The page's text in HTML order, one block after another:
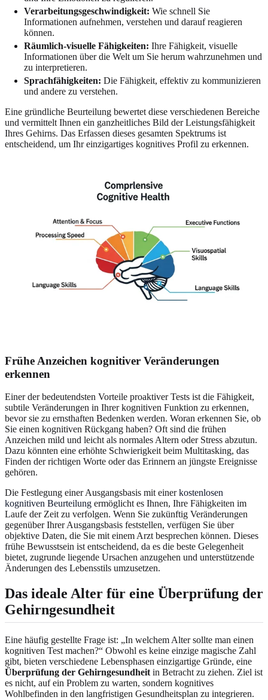
Verarbeitungsgeschwindigkeit: Wie schnell Sie
Informationen aufnehmen, verstehen und darauf reagieren
können.
Räumlich-visuelle Fähigkeiten: Ihre Fähigkeit, visuelle
Informationen über die Welt um Sie herum wahrzunehmen und
zu interpretieren.
Sprachfähigkeiten: Die Fähigkeit, effektiv zu kommunizieren
und andere zu verstehen.
Eine gründliche Beurteilung bewertet diese verschiedenen Bereiche
und vermittelt Ihnen ein ganzheitliches Bild der Leistungsfähigkeit
Ihres Gehirns. Das Erfassen dieses gesamten Spektrums ist
entscheidend, um Ihr einzigartiges kognitives Profil zu erkennen.
Frühe Anzeichen kognitiver Veränderungen
erkennen
Einer der bedeutendsten Vorteile proaktiver Tests ist die Fähigkeit,
subtile Veränderungen in Ihrer kognitiven Funktion zu erkennen,
bevor sie zu ernsthaften Bedenken werden. Woran erkennen Sie, ob
Sie einen kognitiven Rückgang haben? Oft sind die frühen
Anzeichen mild und leicht als normales Altern oder Stress abzutun.
Dazu könnten eine erhöhte Schwierigkeit beim Multitasking, das
Finden der richtigen Worte oder das Erinnern an jüngste Ereignisse
gehören.
Die Festlegung einer Ausgangsbasis mit einerkostenlosen
kognitiven Beurteilung ermöglicht es Ihnen, Ihre Fähigkeiten im
Laufe der Zeit zu verfolgen. Wenn Sie zukünftig Veränderungen
gegenüber Ihrer Ausgangsbasis feststellen, verfügen Sie über
objektive Daten, die Sie mit einem Arzt besprechen können. Dieses
frühe Bewusstsein ist entscheidend, da es die beste Gelegenheit
bietet, zugrunde liegende Ursachen anzugehen und unterstützende
Änderungen des Lebensstils umzusetzen.
Das ideale Alter für eine Überprüfung der
Gehirngesundheit
Eine häufig gestellte Frage ist: „In welchem Alter sollte man einen
kognitiven Test machen?“ Obwohl es keine einzige magische Zahl
gibt, bieten verschiedene Lebensphasen einzigartige Gründe, eine
Überprüfung der Gehirngesundheit in Betracht zu ziehen. Ziel ist
es nicht, auf ein Problem zu warten, sondern kognitives
Wohlbefinden in den langfristigen Gesundheitsplan zu integrieren.